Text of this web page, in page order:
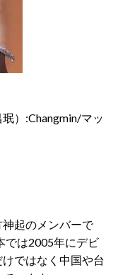
）:Changmin/マッ
起のメンバーで
では2005年にデビ
ではなく中国や台